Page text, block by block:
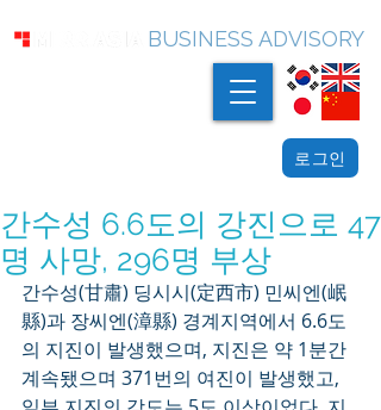
BUSINESS ADVISORY
로그인
간수성 6.6도의 강진으로 47
명 사망, 296명 부상
간수성(甘肅) 딩시시(定西市) 민씨엔(岷
縣)과 장씨엔(漳縣) 경계지역에서 6.6도
의 지진이 발생했으며, 지진은 약 1분간
계속됐으며 371번의 여진이 발생했고,